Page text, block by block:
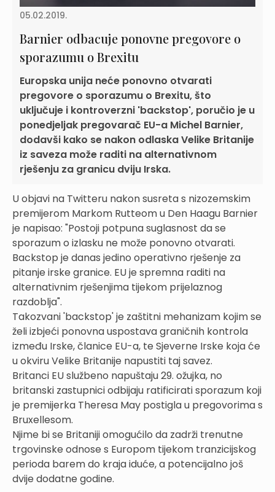
05.02.2019.
Barnier odbacuje ponovne pregovore o
sporazumu o Brexitu
Europska unija neće ponovno otvarati
pregovore o sporazumu o Brexitu, što
uključuje i kontroverzni 'backstop', poručio je u
ponedjeljak pregovarač EU-a Michel Barnier,
dodavši kako se nakon odlaska Velike Britanije
iz saveza može raditi na alternativnom
rješenju za granicu dviju Irska.
U objavi na Twitteru nakon susreta s nizozemskim
premijerom Markom Rutteom u Den Haagu Barnier
je napisao: "Postoji potpuna suglasnost da se
sporazum o izlasku ne može ponovno otvarati.
Backstop je danas jedino operativno rješenje za
pitanje irske granice. EU je spremna raditi na
alternativnim rješenjima tijekom prijelaznog
razdoblja".
Takozvani 'backstop' je zaštitni mehanizam kojim se
želi izbjeći ponovna uspostava graničnih kontrola
između Irske, članice EU-a, te Sjeverne Irske koja će
u okviru Velike Britanije napustiti taj savez.
Britanci EU službeno napuštaju 29. ožujka, no
britanski zastupnici odbijaju ratificirati sporazum koji
je premijerka Theresa May postigla u pregovorima s
Bruxellesom.
Njime bi se Britaniji omogućilo da zadrži trenutne
trgovinske odnose s Europom tijekom tranzicijskog
perioda barem do kraja iduće, a potencijalno još
dvije dodatne godine.